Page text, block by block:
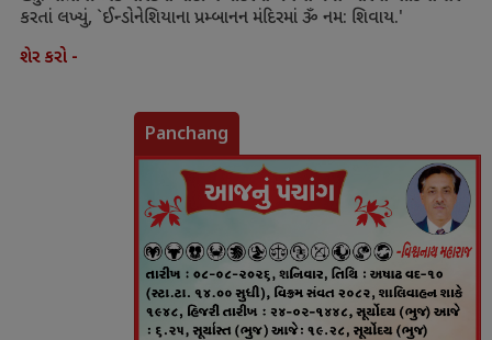
કરતાં લખ્યું, `ઈન્ડોનેશિયાના પ્રમ્બાનન મંદિરમાં ૐ નમ: શિવાય.'
શેર કરો -
Panchang